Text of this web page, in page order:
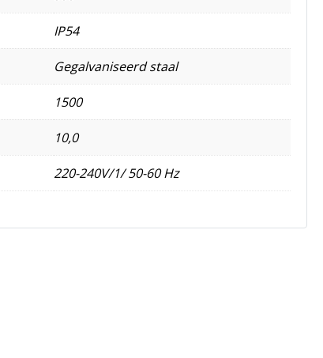
IP54
Gegalvaniseerd staal
1500
10,0
220-240V/1/ 50-60 Hz